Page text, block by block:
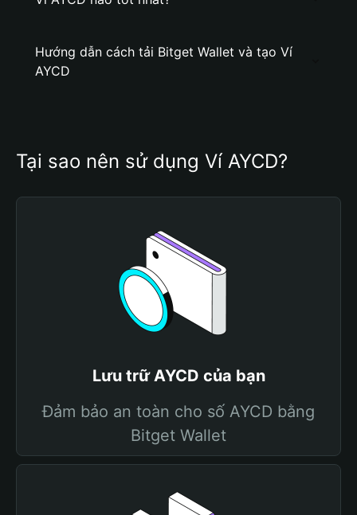
Hướng dẫn cách tải Bitget Wallet và tạo Ví
AYCD
Tại sao nên sử dụng Ví AYCD?
Lưu trữ AYCD của bạn
Đảm bảo an toàn cho số AYCD bằng
Bitget Wallet